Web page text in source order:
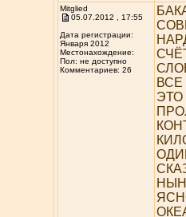
Mitglied
05.07.2012 , 17:55
Дата регистрации:
Января 2012
Местонахождение:
Пол: не доступно
Комментариев: 26
ЭТО